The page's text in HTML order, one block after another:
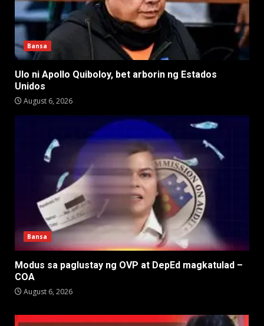
Bansa
Ulo ni Apollo Quiboloy, bet arborin ng Estados
Unidos
August 6, 2026
Bansa
Modus sa paglustay ng OVP at DepEd magkatulad –
COA
August 6, 2026